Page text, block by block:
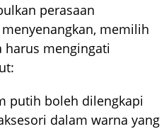
perasaan
memilih
harus mengingati
putih boleh dilengkapi
dalam warna yang